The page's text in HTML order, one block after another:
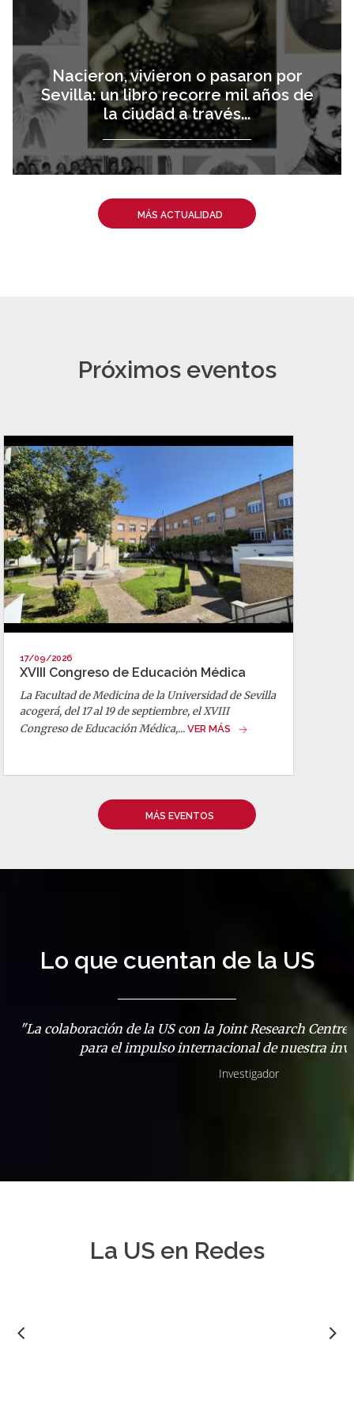
Nacieron, vivieron o pasaron por
Sevilla: un libro recorre mil años de
la ciudad a través...
MÁS ACTUALIDAD
Próximos eventos
17/09/2026
XVIII Congreso de Educación Médica
La Facultad de Medicina de la Universidad de Sevilla
acogerá, del 17 al 19 de septiembre, el XVIII
Congreso de Educación Médica,... VER MÁS
MÁS EVENTOS
Lo que cuentan de la US
"Mi paso por la US ha sido la llave que me ha abierto
laboral".
Estudiante
La US en Redes